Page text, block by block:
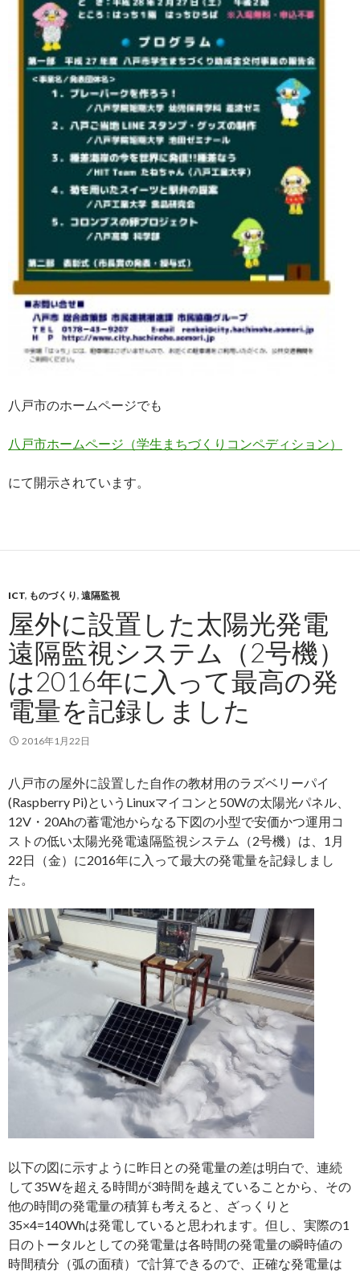
八戸市のホームページでも
八戸市ホームページ（学生まちづくりコンペディション）
にて開示されています。
ICT, ものづくり, 遠隔監視
屋外に設置した太陽光発電
遠隔監視システム（2号機）
は2016年に入って最高の発
電量を記録しました
2016年1月22日
八戸市の屋外に設置した自作の教材用のラズベリーパイ
(Raspberry Pi)というLinuxマイコンと50Wの太陽光パネル、
12V・20Ahの蓄電池からなる下図の小型で安価かつ運用コ
ストの低い太陽光発電遠隔監視システム（2号機）は、1月
22日（金）に2016年に入って最大の発電量を記録しまし
た。
以下の図に示すように昨日との発電量の差は明白で、連続
して35Wを超える時間が3時間を越えていることから、その
他の時間の発電量の積算も考えると、ざっくりと
35×4=140Whは発電していると思われます。但し、実際の1
日のトータルとしての発電量は各時間の発電量の瞬時値の
時間積分（弧の面積）で計算できるので、正確な発電量は